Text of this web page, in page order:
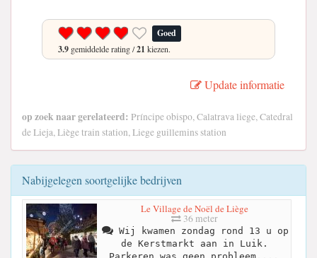
Goed
3.9 gemiddelde rating /21 kiezen.
Update informatie
op zoek naar gerelateerd: Príncipe obispo, Calatrava liege, Catedral
de Lieja, Liège train station, Liege guillemins station
Nabijgelegen soortgelijke bedrijven
Le Village de Noël de Liège
36 meter
Wij kwamen zondag rond 13 u op
de Kerstmarkt aan in Luik.